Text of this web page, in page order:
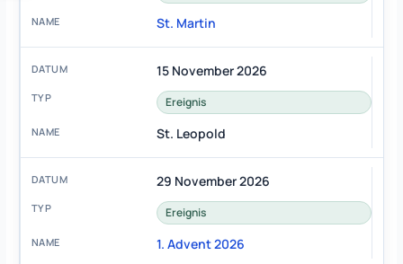
St. Martin
15 November 2026
Ereignis
St. Leopold
29 November 2026
Ereignis
1. Advent 2026